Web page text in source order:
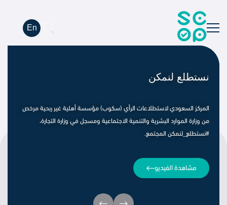
En
نستطلع لنمكن
‏المركز السعودي لاستطلاعات الرأي (سكوب) مؤسسة أهلية غير ربحية مرخص
من وزارة الموارد البشرية والتنمية الاجتماعية ومسجل في وزارة التجارة،
⁧‫#نستطلع_لنمكن‬⁩ المجتمع.
مشاهدة الفيديو